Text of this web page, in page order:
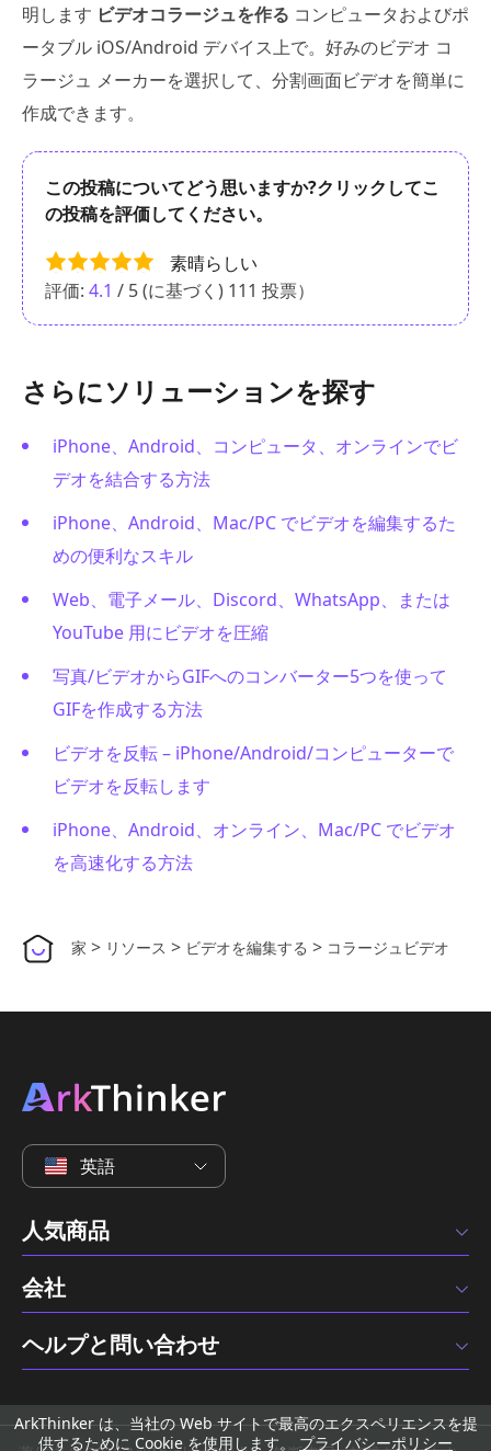
明します ビデオコラージュを作る コンピュータおよびポ
ータブル iOS/Android デバイス上で。好みのビデオ コ
ラージュ メーカーを選択して、分割画面ビデオを簡単に
作成できます。
この投稿についてどう思いますか?クリックしてこ
の投稿を評価してください。
素晴らしい
評価: 4.1 / 5 (に基づく) 111 投票）
さらにソリューションを探す
iPhone、Android、コンピュータ、オンラインでビ
デオを結合する方法
iPhone、Android、Mac/PC でビデオを編集するた
めの便利なスキル
Web、電子メール、Discord、WhatsApp、または
YouTube 用にビデオを圧縮
写真/ビデオからGIFへのコンバーター5つを使って
GIFを作成する方法
ビデオを反転 – iPhone/Android/コンピューターで
ビデオを反転します
iPhone、Android、オンライン、Mac/PC でビデオ
を高速化する方法
家 > リソース > ビデオを編集する > コラージュビデオ
英語
人気商品
会社
ヘルプと問い合わせ
ArkThinker は、当社の Web サイトで最高のエクスペリエンスを提
供するために Cookie を使用します。プライバシーポリシー